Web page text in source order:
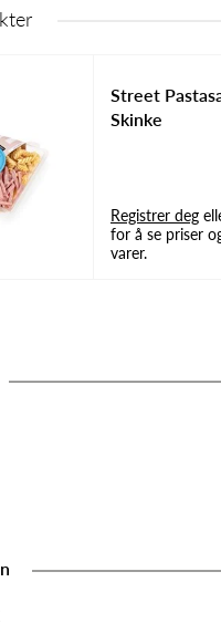
Street
Skinke
Registrer deg
for å se priser
varer.